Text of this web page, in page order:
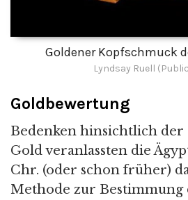
Goldener Kopfschmuck
Lyndsay Ruell
Goldbewertung
Bedenken hinsichtlich der
Gold veranlassten die
Chr. (oder schon früher)
Methode zur